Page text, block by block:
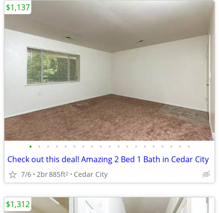
• • • • • • • • • • • • • • • • • • •
Check out this deal! Amazing 2 Bed 1 Bath in Cedar City
7/6 2br885ft2 Cedar City
$1,137
$1,312